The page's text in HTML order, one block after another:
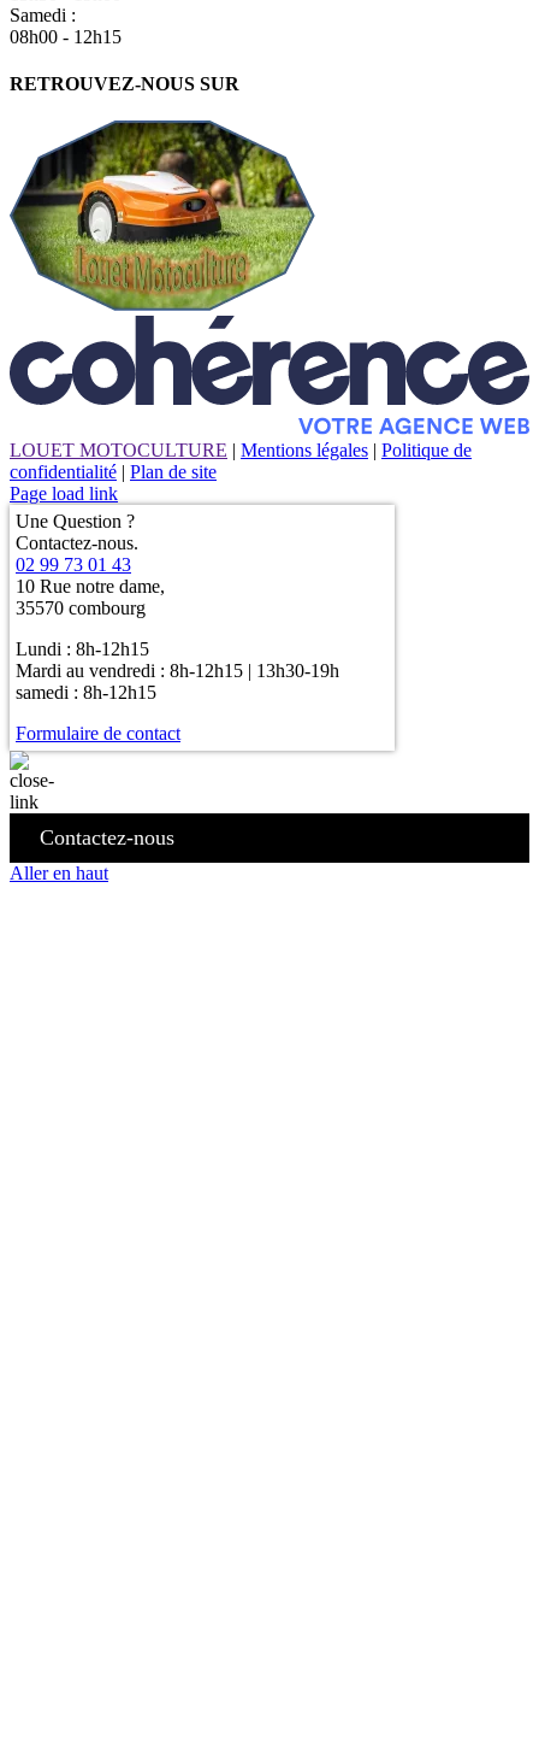
Samedi :
08h00 - 12h15
RETROUVEZ-NOUS SUR
LOUET MOTOCULTURE | Mentions légales | Politique de
confidentialité | Plan de site
Page load link
Une Question ?
Contactez-nous.
02 99 73 01 43
10 Rue notre dame,
35570 combourg
Lundi : 8h-12h15
Mardi au vendredi : 8h-12h15 | 13h30-19h
samedi : 8h-12h15
Formulaire de contact
Contactez-nous
Aller en haut